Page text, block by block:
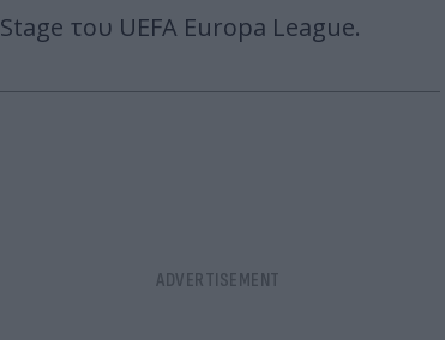
του UEFA Europa League.